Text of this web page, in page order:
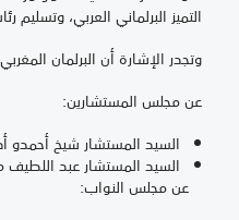
التميز البرلماني العربي، وتسليم
وتجدر الإشارة أن البرلمان
عن مجلس المستشارين:
السيد المستشار شيخ أحمدو
السيد المستشار عبد اللطيف
عن مجلس النواب: